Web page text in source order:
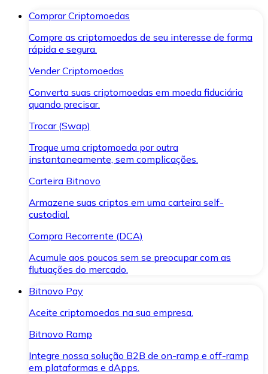
Comprar Criptomoedas
Compre as criptomoedas de seu interesse de forma
rápida e segura.
Vender Criptomoedas
Converta suas criptomoedas em moeda fiduciária
quando precisar.
Trocar (Swap)
Troque uma criptomoeda por outra
instantaneamente, sem complicações.
Carteira Bitnovo
Armazene suas criptos em uma carteira self-
custodial.
Compra Recorrente (DCA)
Acumule aos poucos sem se preocupar com as
flutuações do mercado.
Bitnovo Pay
Aceite criptomoedas na sua empresa.
Bitnovo Ramp
Integre nossa solução B2B de on-ramp e off-ramp
em plataformas e dApps.